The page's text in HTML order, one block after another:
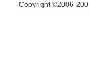
Copyright ©2006-